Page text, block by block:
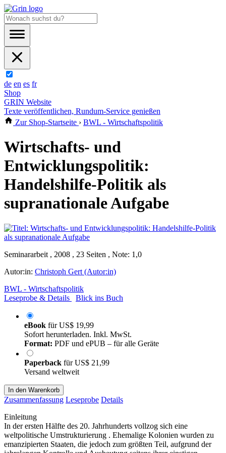
de en es fr
Shop
GRIN Website
Texte veröffentlichen, Rundum-Service genießen
Zur Shop-Startseite › BWL - Wirtschaftspolitik
Wirtschafts- und
Entwicklungspolitik:
Handelshilfe-Politik als
supranationale Aufgabe
Seminararbeit , 2008 , 23 Seiten , Note: 1,0
Autor:in: Christoph Gert (Autor:in)
BWL - Wirtschaftspolitik
Leseprobe & Details
Blick ins Buch
eBook fürUS$ 19,99
Sofort herunterladen. Inkl. MwSt.
Format: PDF und ePUB – für alle Geräte
Paperback fürUS$ 21,99
Versand weltweit
In den Warenkorb
Zusammenfassung Leseprobe Details
Einleitung
In der ersten Hälfte des 20. Jahrhunderts vollzog sich eine
weltpolitische Umstrukturierung . Ehemalige Kolonien wurden zu
emanzipierten Staaten, die jedoch zum größten Teil, aufgrund der